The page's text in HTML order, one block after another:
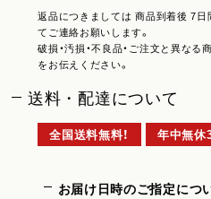
返品につきましては 商品到着後 7日
てご連絡お願いします。
破損・汚損・不良品・ご注文と異なる
をお伝えください。
送料・配達について
全国送料無料！ 年中無休
お届け日時のご指定につ